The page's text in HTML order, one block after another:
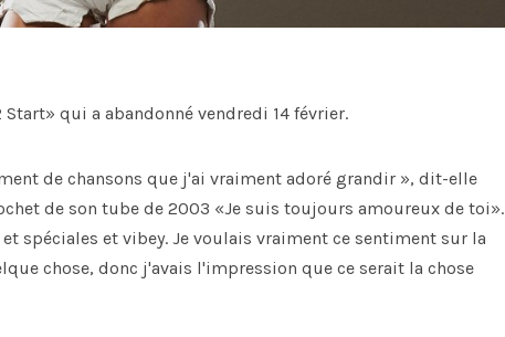
qui a abandonné vendredi 14 février.
de chansons que j'ai vraiment adoré grandir », dit-elle
de son tube de 2003 «Je suis toujours amoureux de toi».
spéciales et vibey. Je voulais vraiment ce sentiment sur la
chose, donc j'avais l'impression que ce serait la chose